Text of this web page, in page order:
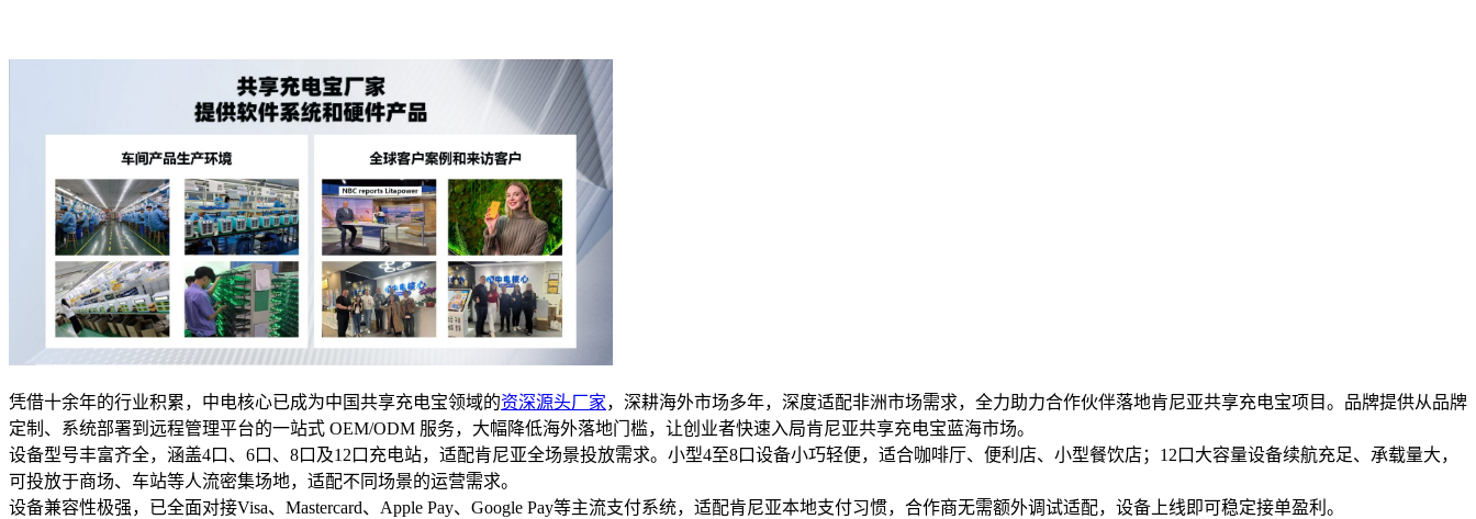
凭借十余年的行业积累，中电核心已成为中国共享充电宝领域的资深源头厂家，深耕海外市场多年，深度适配非洲市场需求，全力助力合作伙伴落地肯尼亚共享充电宝项目。品牌提供从品牌
定制、系统部署到远程管理平台的一站式 OEM/ODM 服务，大幅降低海外落地门槛，让创业者快速入局肯尼亚共享充电宝蓝海市场。
设备型号丰富齐全，涵盖4口、6口、8口及12口充电站，适配肯尼亚全场景投放需求。小型4至8口设备小巧轻便，适合咖啡厅、便利店、小型餐饮店；12口大容量设备续航充足、承载量大，
可投放于商场、车站等人流密集场地，适配不同场景的运营需求。
设备兼容性极强，已全面对接Visa、Mastercard、Apple Pay、Google Pay等主流支付系统，适配肯尼亚本地支付习惯，合作商无需额外调试适配，设备上线即可稳定接单盈利。